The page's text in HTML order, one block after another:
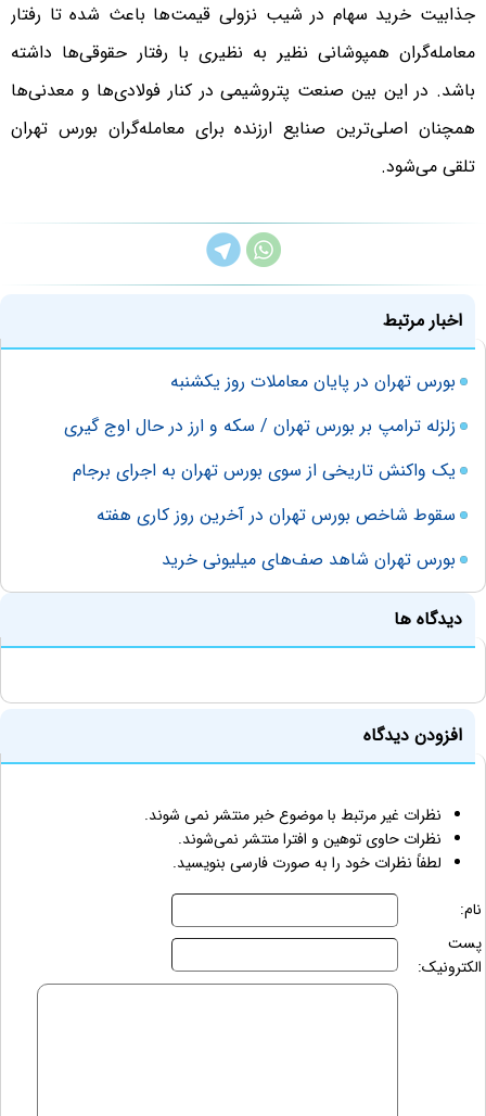
جذابیت خرید سهام در شیب نزولی قیمت‌ها باعث شده تا رفتار
معامله‌گران همپوشانی نظیر به نظیری با رفتار حقوقی‌ها داشته
باشد. در این بین صنعت پتروشیمی در کنار فولادی‌ها و معدنی‌ها
همچنان اصلی‌ترین صنایع ارزنده برای معامله‌گران بورس تهران
تلقی می‌‌شود.
اخبار مرتبط
بورس تهران در پایان معاملات روز یکشنبه
زلزله ترامپ بر بورس تهران / سکه و ارز در حال اوج گیری
یک واکنش تاریخی از سوی بورس تهران به اجرای برجام
سقوط شاخص بورس تهران در آخرین روز کاری هفته
بورس تهران شاهد صف‌های میلیونی خرید
دیدگاه ها
افزودن دیدگاه
نظرات غیر مرتبط با موضوع خبر منتشر نمی شوند.
نظرات حاوی توهین و افترا منتشر نمی‌شوند.
لطفاً نظرات خود را به صورت فارسی بنویسید.
نام:
پست
الکترونیک: